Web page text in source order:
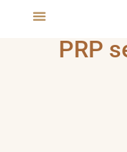
PRP